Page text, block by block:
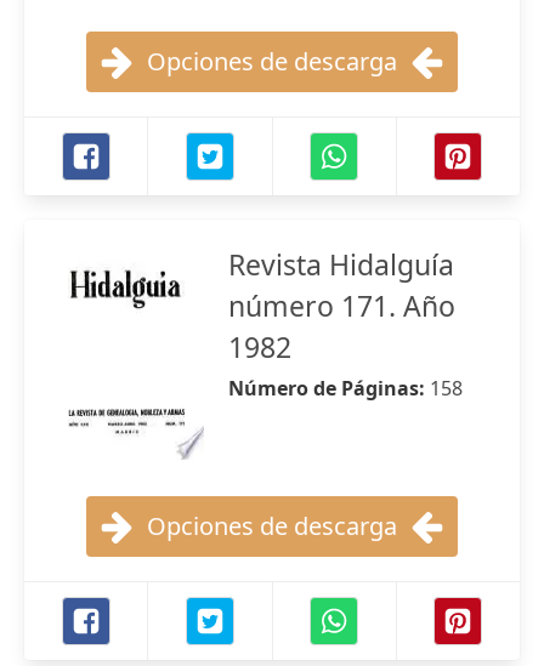
Opciones de descarga
Revista Hidalguía
número 171. Año
1982
Número de Páginas: 158
Opciones de descarga